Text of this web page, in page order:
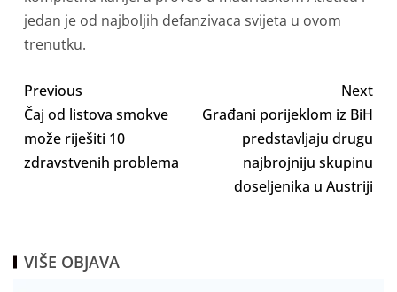
jedan je od najboljih defanzivaca svijeta u ovom
trenutku.
Previous
Čaj od listova smokve
može riješiti 10
zdravstvenih problema
Next
Građani porijeklom iz BiH
predstavljaju drugu
najbrojniju skupinu
doseljenika u Austriji
VIŠE OBJAVA